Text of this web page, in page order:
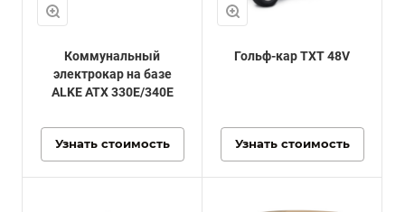
Коммунальный
электрокар на базе
ALKE ATX 330E/340E
Узнать стоимость
Гольф-кар TXT 48V
Узнать стоимость